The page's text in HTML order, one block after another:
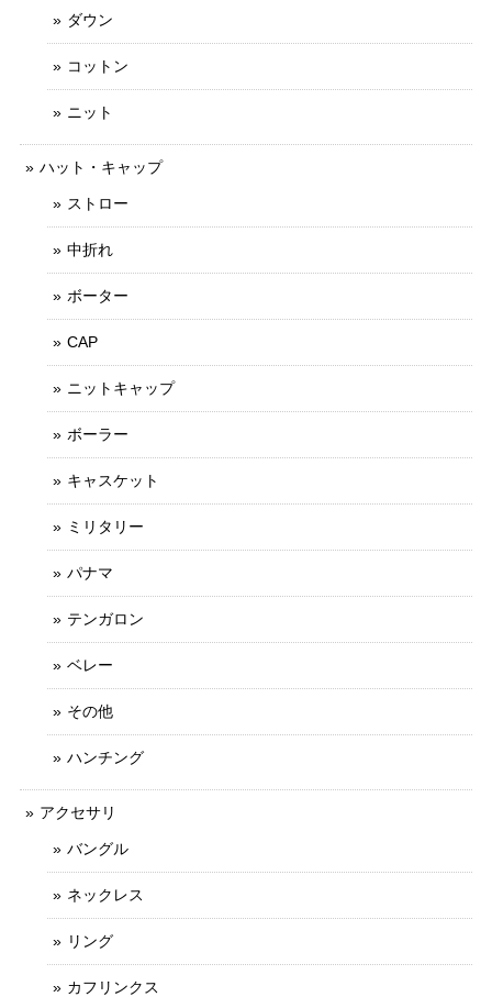
ダウン
コットン
ニット
ハット・キャップ
ストロー
中折れ
ボーター
CAP
ニットキャップ
ボーラー
キャスケット
ミリタリー
パナマ
テンガロン
ベレー
その他
ハンチング
アクセサリ
バングル
ネックレス
リング
カフリンクス